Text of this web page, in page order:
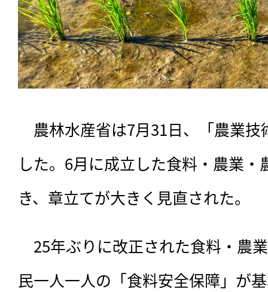
農林水産省は7月31日、「農業技
した。6月に成立した食料・農業
き、章立てが大きく見直された。
25年ぶりに改正された食料・農
民一人一人の「食料安全保障」が